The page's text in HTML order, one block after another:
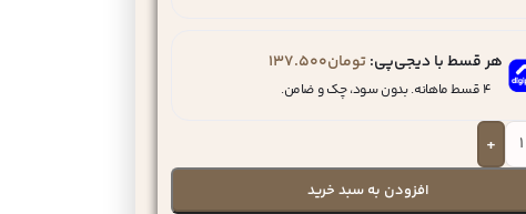
هر قسط با دیجی‌پی:تومان137.500
۴ قسط ماهانه. بدون سود، چک و ضامن.
+
افزودن به سبد خرید